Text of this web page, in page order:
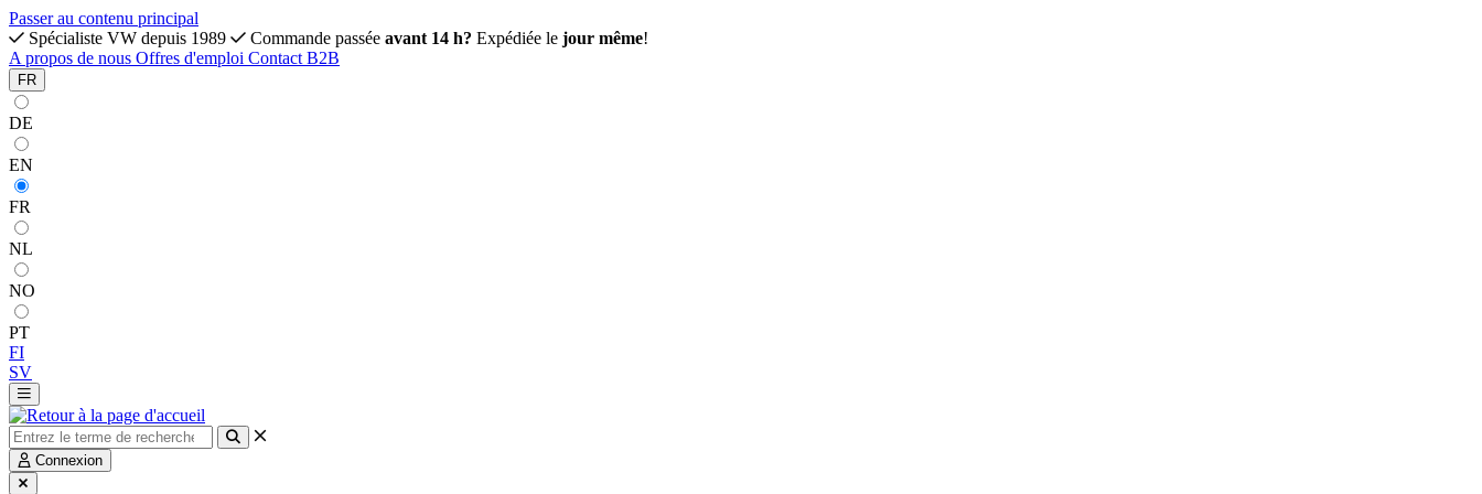
Passer au contenu principal
Spécialiste VW depuis 1989
Commande passée avant 14 h? Expédiée le jour même!
A propos de nous Offres d'emploi Contact B2B
FR
DE
EN
FR
NL
NO
PT
FI
SV
Connexion